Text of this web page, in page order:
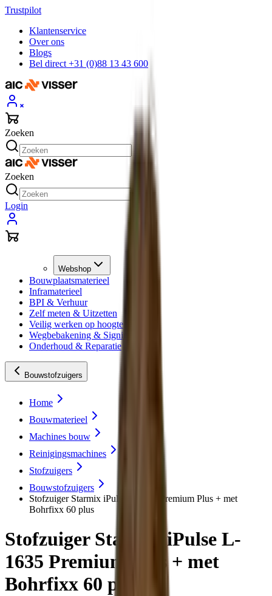
Trustpilot
Klantenservice
Over ons
Blogs
Bel direct +31 (0)88 13 43 600
Zoeken
Zoeken
Login
Webshop
Bouwplaatsmaterieel
Inframaterieel
BPI & Verhuur
Zelf meten & Uitzetten
Veilig werken op hoogte
Wegbebakening & Signing
Onderhoud & Reparatie
Bouwstofzuigers
Home
Bouwmaterieel
Machines bouw
Reinigingsmachines
Stofzuigers
Bouwstofzuigers
Stofzuiger Starmix iPulse L-1635 Premium Plus + met
Bohrfixx 60 plus
Stofzuiger Starmix iPulse L-
1635 Premium Plus + met
Bohrfixx 60 plus